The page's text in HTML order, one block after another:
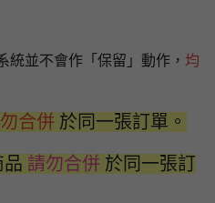
統並不會作「保留」動作， 均
合併 於同一張訂單。
品 請勿合併 於同一張訂